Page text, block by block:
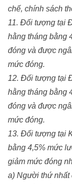
chế, chính sách
11. Đối tượng tại
hằng tháng bằng
đóng và được
mức đóng.
12. Đối tượng tại
hằng tháng bằng
đóng và được
mức đóng.
13. Đối tượng tại
bằng 4,5% mức
giảm mức đóng
a) Người thứ nhất